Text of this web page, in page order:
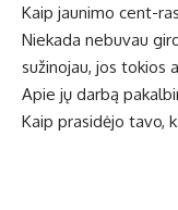
Kaip jaunimo cent-
Niekada nebuvau
sužinojau, jos tokios
Apie jų darbą
Kaip prasidėjo tavo,